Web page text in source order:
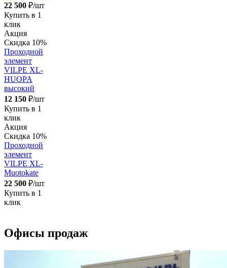
22 500 ₽/шт
Купить в 1
клик
Акция
Скидка 10%
Проходной
элемент
VILPE XL-
HUOPA
высокий
12 150 ₽/шт
Купить в 1
клик
Акция
Скидка 10%
Проходной
элемент
VILPE XL-
Muotokate
22 500 ₽/шт
Купить в 1
клик
Офисы продаж